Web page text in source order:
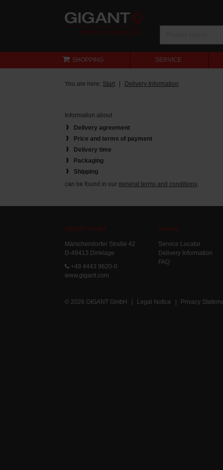
SHOPPING SERVICE
You are here: Start Delivery Information
Information about
Delivery agreement
Price and terms of payment
Delivery time
Packaging
Shipping
can be found in our general terms and conditions.
GIGANT GmbH
Märschendorfer Straße 42
D-49413 Dinklage
+49 4443 9620-0
www.gigant.com
Service
Service Locator
Delivery Information
FAQ
© 2026 GIGANT GmbH | Legal Notice | Privacy